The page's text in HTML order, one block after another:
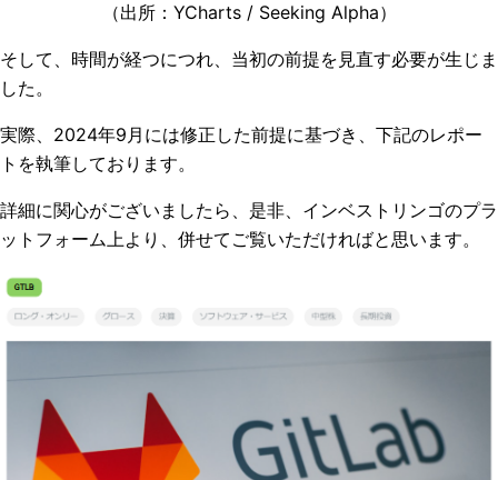
（出所：YCharts / Seeking Alpha）
そして、時間が経つにつれ、当初の前提を見直す必要が生じま
した。
実際、2024年9月には修正した前提に基づき、下記のレポー
トを執筆しております。
詳細に関心がございましたら、是非、インベストリンゴのプラ
ットフォーム上より、併せてご覧いただければと思います。